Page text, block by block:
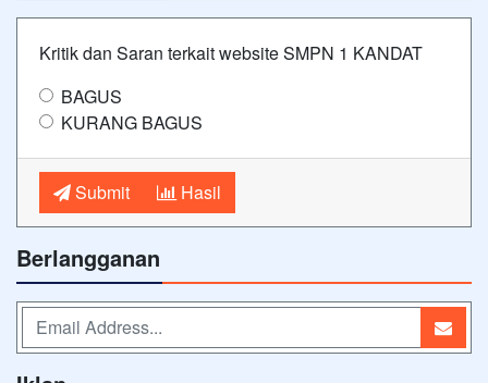
Kritik dan Saran terkait website SMPN 1 KANDAT
BAGUS
KURANG BAGUS
Submit Hasil
Berlangganan